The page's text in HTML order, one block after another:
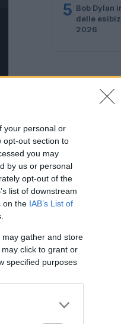
your personal or
opt-out section to
you may
by us or personal
opt-out of the
list of downstream
on the IAB’s List of
gather and store
click to grant or
specified purposes
5 Bob Dylan
delle
2026